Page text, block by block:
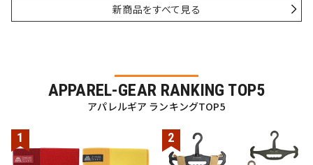
新商品をすべて見る
APPAREL-GEAR RANKING TOP5
アパレルギア ランキングTOP5